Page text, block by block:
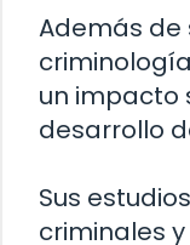
Además de
un impacto
desarrollo
Sus
criminales